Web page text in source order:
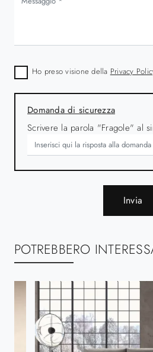
Ho preso visione della Privacy
Domanda di sicurezza
Scrivere la parola "Fragole" al
Invia
POTREBBERO